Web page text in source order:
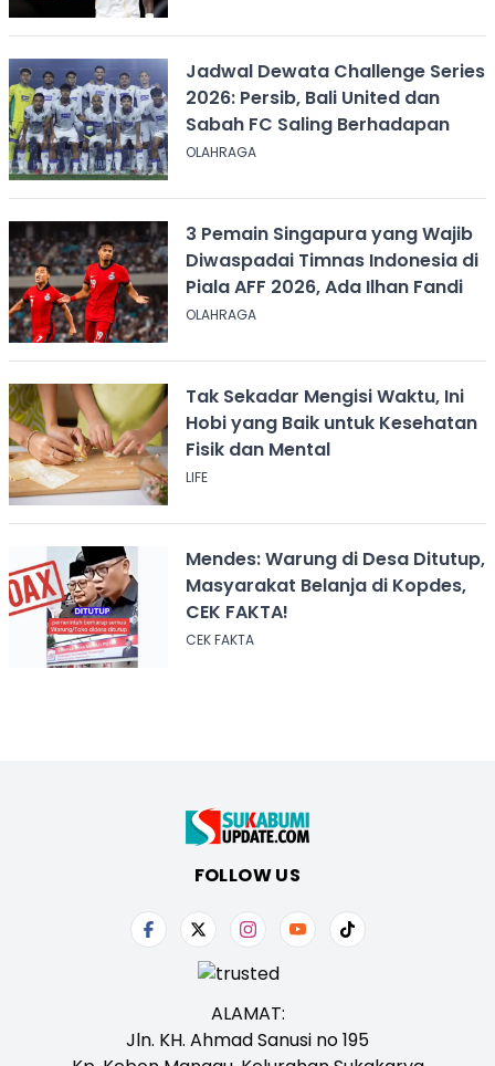
Jadwal Dewata Challenge Series
2026: Persib, Bali United dan
Sabah FC Saling Berhadapan
OLAHRAGA
3 Pemain Singapura yang Wajib
Diwaspadai Timnas Indonesia di
Piala AFF 2026, Ada Ilhan Fandi
OLAHRAGA
Tak Sekadar Mengisi Waktu, Ini
Hobi yang Baik untuk Kesehatan
Fisik dan Mental
LIFE
Mendes: Warung di Desa Ditutup,
Masyarakat Belanja di Kopdes,
CEK FAKTA!
CEK FAKTA
FOLLOW US
ALAMAT:
Jln. KH. Ahmad Sanusi no 195